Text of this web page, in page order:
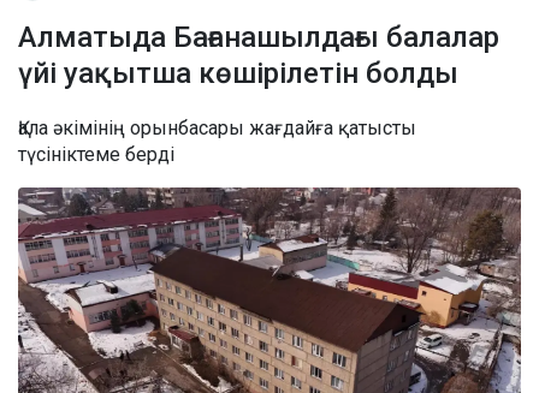
Алматыда Бағанашылдағы балалар
үйі уақытша көшірілетін болды
Қала әкімінің орынбасары жағдайға қатысты
түсініктеме берді